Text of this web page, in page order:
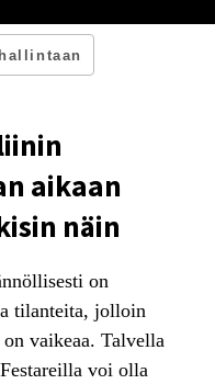
aikaan
näin
on
tilanteita, jolloin
vaikeaa. Talvella
voi olla